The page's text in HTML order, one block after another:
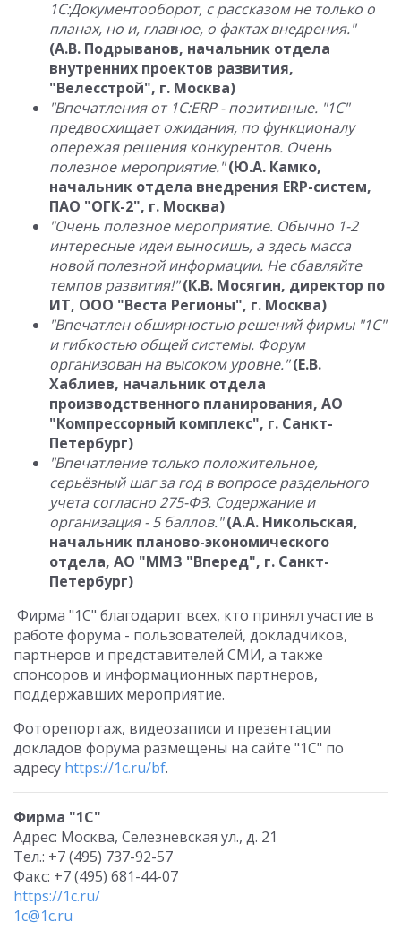
1C:Документооборот, с рассказом не только о
планах, но и, главное, о фактах внедрения."
(А.В. Подрыванов, начальник отдела
внутренних проектов развития,
"Велесстрой", г. Москва)
"Впечатления от 1С:ERP - позитивные. "1С"
предвосхищает ожидания, по функционалу
опережая решения конкурентов. Очень
полезное мероприятие." (Ю.А. Камко,
начальник отдела внедрения ERP-систем,
ПАО "ОГК-2", г. Москва)
"Очень полезное мероприятие. Обычно 1-2
интересные идеи выносишь, а здесь масса
новой полезной информации. Не сбавляйте
темпов развития!" (К.В. Мосягин, директор по
ИТ, ООО "Веста Регионы", г. Москва)
"Впечатлен обширностью решений фирмы "1С"
и гибкостью общей системы. Форум
организован на высоком уровне." (Е.В.
Хаблиев, начальник отдела
производственного планирования, АО
"Компрессорный комплекс", г. Санкт-
Петербург)
"Впечатление только положительное,
серьёзный шаг за год в вопросе раздельного
учета согласно 275-ФЗ. Содержание и
организация - 5 баллов." (А.А. Никольская,
начальник планово-экономического
отдела, АО "ММЗ "Вперед", г. Санкт-
Петербург)
Фирма "1С" благодарит всех, кто принял участие в
работе форума - пользователей, докладчиков,
партнеров и представителей СМИ, а также
спонсоров и информационных партнеров,
поддержавших мероприятие.
Фоторепортаж, видеозаписи и презентации
докладов форума размещены на сайте "1С" по
адресу https://1c.ru/bf.
Фирма "1С"
Адрес: Москва, Селезневская ул., д. 21
Тел.: +7 (495) 737-92-57
Факс: +7 (495) 681-44-07
https://1c.ru/
1c@1c.ru